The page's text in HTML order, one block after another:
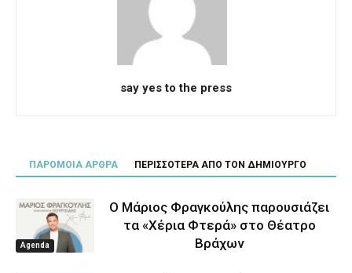
say yes to the press
ΠΑΡΟΜΟΙΑ ΑΡΘΡΑ ΠΕΡΙΣΣΟΤΕΡΑ ΑΠΟ ΤΟΝ ΔΗΜΙΟΥΡΓΟ
Agenda
Ο Μάριος Φραγκούλης παρουσιάζει
τα «Χέρια Φτερά» στο Θέατρο
Βράχων